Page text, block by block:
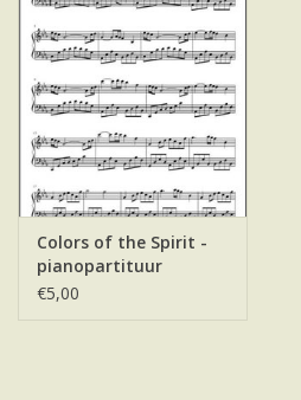
Colors of the Spirit -
pianopartituur
€5,00